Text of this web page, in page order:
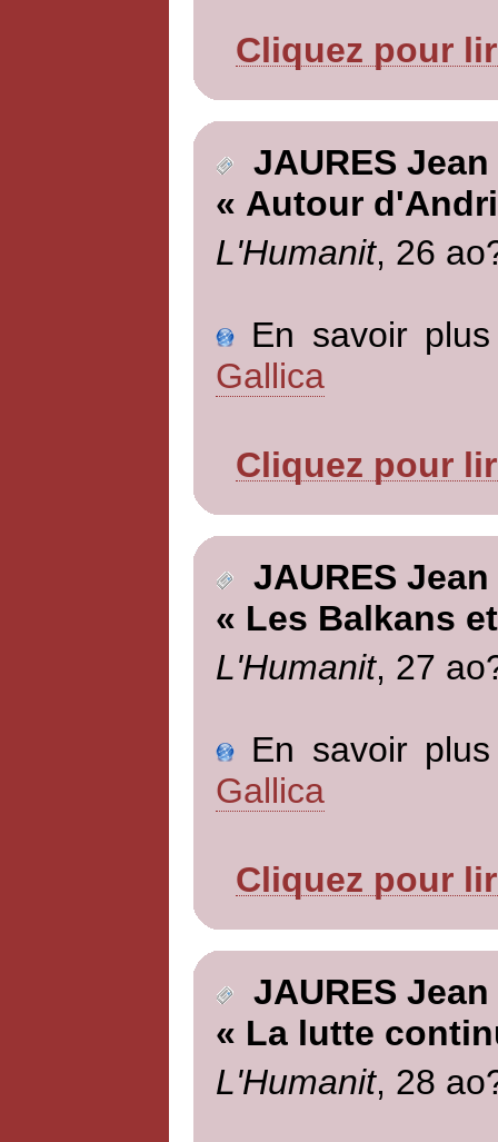
Cliquez pour
JAURES Jean
« Autour
L'Humanit, 26
En savoir
Gallica
Cliquez pour
JAURES Jean
« Les Balkans
L'Humanit, 27
En savoir
Gallica
Cliquez pour
JAURES Jean
« La lutte
L'Humanit, 28